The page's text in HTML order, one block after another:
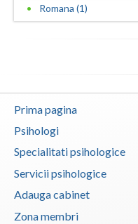
Vrancea
Romana (1)
Prima pagina
Psihologi
Specialitati psihologice
Servicii psihologice
Adauga cabinet
Zona membri